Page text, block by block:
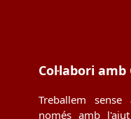
Col·labori amb
Treballem
només amb